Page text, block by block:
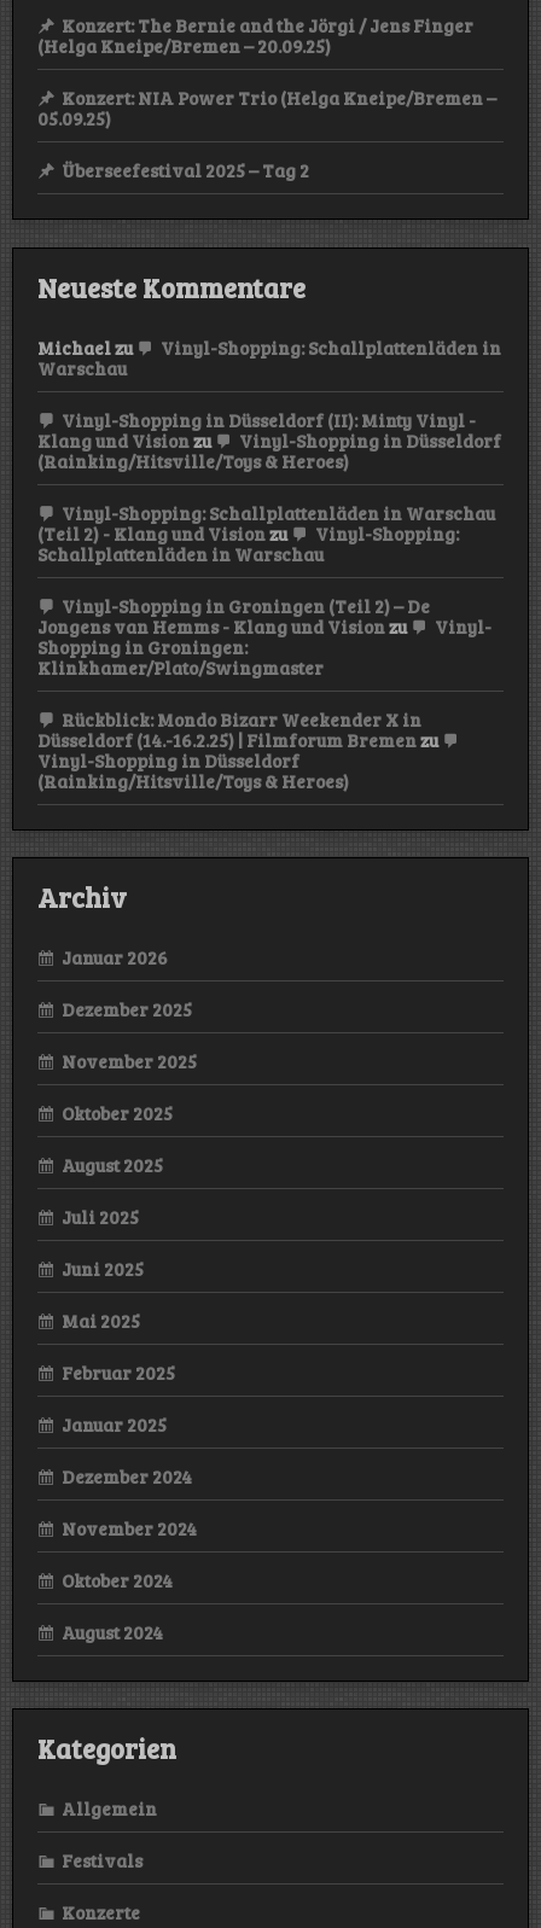
Konzert: The Bernie and the Jörgi / Jens Finger
(Helga Kneipe/Bremen – 20.09.25)
Konzert: NIA Power Trio (Helga Kneipe/Bremen –
05.09.25)
Überseefestival 2025 – Tag 2
Neueste Kommentare
Michaelzu
Vinyl-Shopping: Schallplattenläden in
Warschau
Vinyl-Shopping in Düsseldorf (II): Minty Vinyl -
Klang und Visionzu
Vinyl-Shopping in Düsseldorf
(Rainking/Hitsville/Toys & Heroes)
Vinyl-Shopping: Schallplattenläden in Warschau
(Teil 2) - Klang und Visionzu
Vinyl-Shopping:
Schallplattenläden in Warschau
Vinyl-Shopping in Groningen (Teil 2) – De
Jongens van Hemms - Klang und Visionzu
Vinyl-
Shopping in Groningen:
Klinkhamer/Plato/Swingmaster
Rückblick: Mondo Bizarr Weekender X in
Düsseldorf (14.-16.2.25) | Filmforum Bremenzu
Vinyl-Shopping in Düsseldorf
(Rainking/Hitsville/Toys & Heroes)
Archiv
Januar 2026
Dezember 2025
November 2025
Oktober 2025
August 2025
Juli 2025
Juni 2025
Mai 2025
Februar 2025
Januar 2025
Dezember 2024
November 2024
Oktober 2024
August 2024
Kategorien
Allgemein
Festivals
Konzerte